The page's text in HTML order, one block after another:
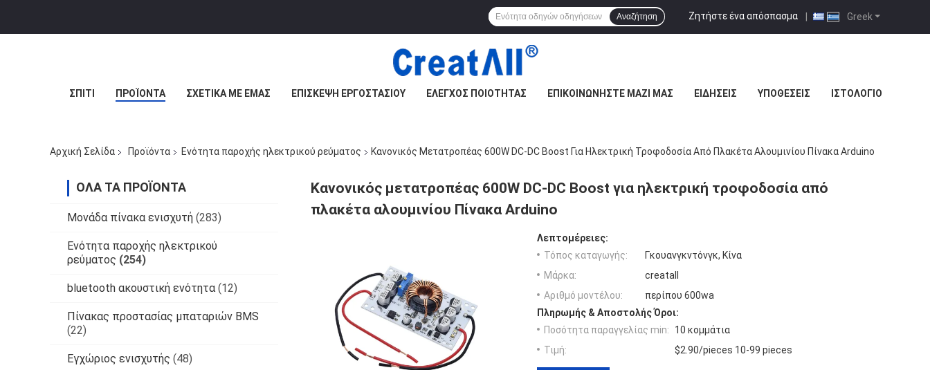
Greek
Ζητήστε ένα απόσπασμα |
Αναζήτηση
ΣΠΊΤΙ ΠΡΟΪΌΝΤΑ ΣΧΕΤΙΚΆ ΜΕ ΕΜΆΣ ΕΠΙΣΚΕΨΉ ΕΡΓΟΣΤΑΣΊΟΥ ΈΛΕΓΧΟΣ ΠΟΙΌΤΗΤΑΣ ΕΠΙΚΟΙΝΩΝΉΣΤΕ ΜΑΖΊ ΜΑΣ ΕΙΔΉΣΕΙΣ ΥΠΟΘΈΣΕΙΣ ΙΣΤΟΛΌΓΙΟ
Αρχική Σελίδα Προϊόντα Ενότητα παροχής ηλεκτρικού ρεύματος Κανονικός Μετατροπέας 600W DC-DC Boost Για Ηλεκτρική Τροφοδοσία Από Πλακέτα Αλουμινίου Πίνακα Arduino
ΌΛΑ ΤΑ ΠΡΟΪΌΝΤΑ
Μονάδα πίνακα ενισχυτή (283)
Ενότητα παροχής ηλεκτρικού
ρεύματος (254)
bluetooth ακουστική ενότητα (12)
Πίνακας προστασίας μπαταριών BMS
(22)
Εγχώριος ενισχυτής (48)
Κανονικός μετατροπέας 600W DC-DC Boost για ηλεκτρική τροφοδοσία από
πλακέτα αλουμινίου Πίνακα Arduino
Λεπτομέρειες:
Τόπος καταγωγής:
Γκουανγκντόνγκ, Κίνα
Μάρκα:
creatall
Αριθμό μοντέλου:
περίπου 600wa
Πληρωμής & Αποστολής Όροι:
Ποσότητα παραγγελίας min:
10 κομμάτια
Τιμή:
$2.90/pieces 10-99 pieces